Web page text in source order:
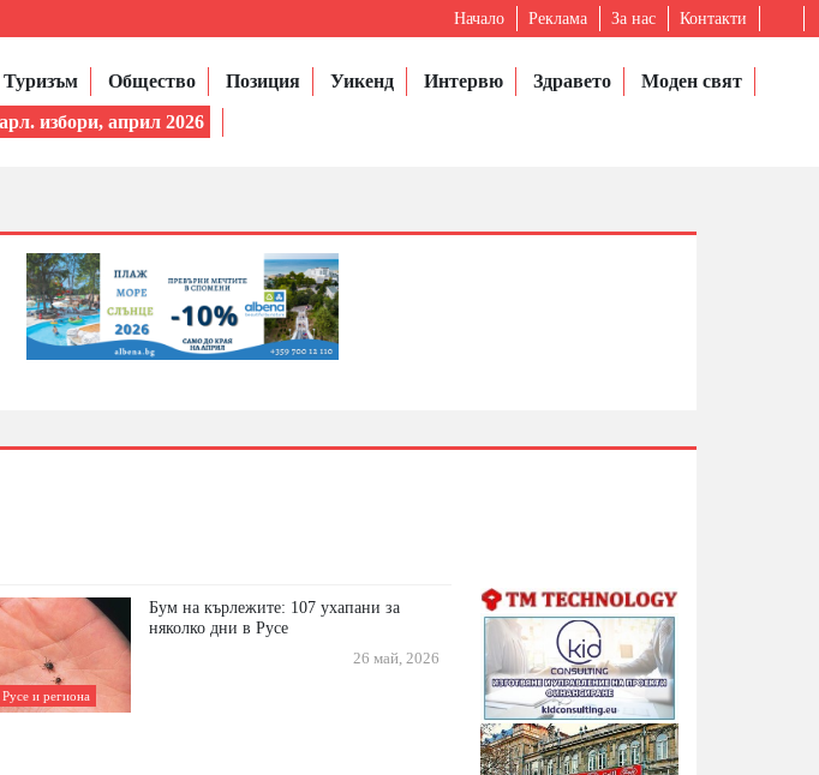
Начало Реклама За нас Контакти
Туризъм Общество Позиция Уикенд Интервю Здравето
Моден свят
избори, април 2026
и региона
Бум на кърлежите: 107 ухапани за
няколко дни в Русе
26 май, 2026